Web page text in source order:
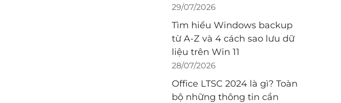
29/07/2026
Tìm hiểu Windows backup
từ A-Z và 4 cách sao lưu dữ
liệu trên Win 11
28/07/2026
Office LTSC 2024 là gì? Toàn
bộ những thông tin cần